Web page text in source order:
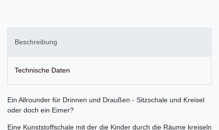
Beschreibung
Technische Daten
Ein Allrounder für Drinnen und Draußen - Sitzschale und Kreisel
oder doch ein Eimer?
Eine Kunststoffschale mit der die Kinder durch die Räume kreiseln